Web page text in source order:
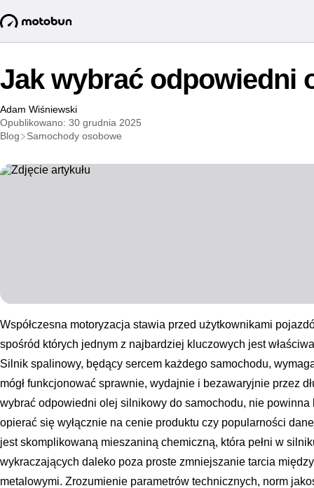
Jak wybrać odpowiedni
Adam Wiśniewski
Opublikowano: 30 grudnia 2025
Blog
Samochody osobowe
Współczesna motoryzacja stawia przed użytkownikami
spośród których jednym z najbardziej kluczowych jest
Silnik spalinowy, będący sercem każdego samochodu,
mógł funkcjonować sprawnie, wydajnie i bezawaryjnie przez
wybrać odpowiedni olej silnikowy do samochodu, nie
opierać się wyłącznie na cenie produktu czy popularności
jest skomplikowaną mieszaniną chemiczną, która pełni w
wykraczających daleko poza proste zmniejszanie tarcia
metalowymi. Zrozumienie parametrów technicznych, norm